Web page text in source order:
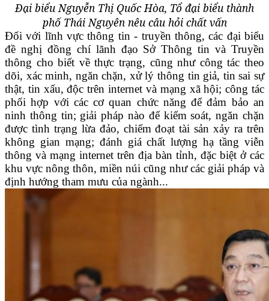
Đại biểu Nguyễn Thị Quốc Hòa, Tổ đại biểu thành
phố Thái Nguyên nêu câu hỏi chất vấn
Đối với lĩnh vực thông tin - truyền thông, các đại biểu
đề nghị đồng chí lãnh đạo Sở Thông tin và Truyền
thông cho biết về thực trạng, cũng như công tác theo
dõi, xác minh, ngăn chặn, xử lý thông tin giả, tin sai sự
thật, tin xấu, độc trên internet và mạng xã hội; công tác
phối hợp với các cơ quan chức năng để đảm bảo an
ninh thông tin; giải pháp nào để kiểm soát, ngăn chặn
được tình trạng lừa đảo, chiếm đoạt tài sản xảy ra trên
không gian mạng; đánh giá chất lượng hạ tầng viễn
thông và mạng internet trên địa bàn tỉnh, đặc biệt ở các
khu vực nông thôn, miền núi cũng như các giải pháp và
định hướng tham mưu của ngành...